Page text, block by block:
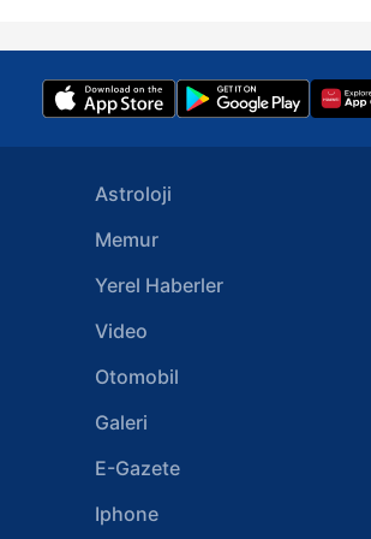
Astroloji
Memur
Yerel Haberler
Video
Otomobil
Galeri
E-Gazete
Iphone